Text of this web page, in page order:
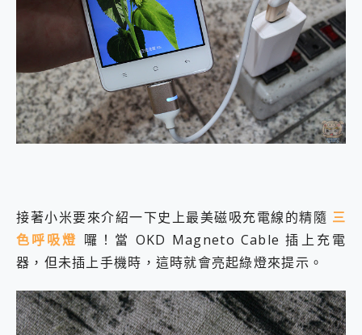
接著小米要來介紹一下史上最美磁吸充電線的精隨 三
色呼吸燈 囉！當 OKD Magneto Cable 插上充電
器，但未插上手機時，這時就會亮起綠燈來提示。